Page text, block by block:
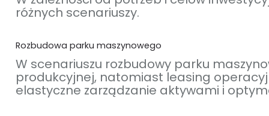
różnych scenariuszy.
Rozbudowa parku maszynowego
W scenariuszu rozbudowy parku
produkcyjnej, natomiast leasing
elastyczne zarządzanie aktywami i